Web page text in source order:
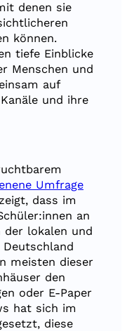
denen sie
können.
tiefe Einblicke
Menschen und
auf
und ihre
Umfrage
dass im
an
der lokalen und
Deutschland
meisten dieser
den
oder E-Paper
hat sich im
diese